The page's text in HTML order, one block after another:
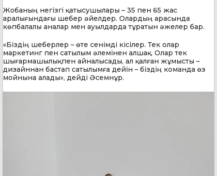
Жобаның негізгі қатысушылары – 35 пен 65 жас
аралығындағы шебер әйелдер. Олардың арасында
көпбалалы аналар мен ауылдарда тұратын әжелер бар.
«Біздің шеберлер – өте сенімді кісілер. Тек олар
маркетинг пен сатылым әлемінен алшақ. Олар тек
шығармашылықпен айналысады, ал қалған жұмысты –
дизайннан бастап сатылымға дейін – біздің команда өз
мойнына алады», дейді Әсемнұр.